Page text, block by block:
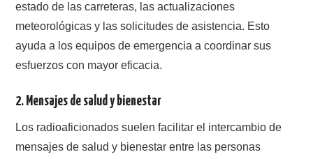
estado de las carreteras, las actualizaciones
meteorológicas y las solicitudes de asistencia. Esto
ayuda a los equipos de emergencia a coordinar sus
esfuerzos con mayor eficacia.
2. Mensajes de salud y bienestar
Los radioaficionados suelen facilitar el intercambio de
mensajes de salud y bienestar entre las personas